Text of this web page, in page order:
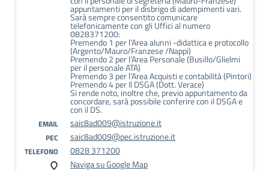
appuntamenti per il disbrigo di adempimenti vari.
Sarà sempre consentito comunicare
telefonicamente con gli Uffici al numero
0828371200:
Premendo 1 per l’Area alunni -didattica e protocollo
(Argento/Mauro/Franzese /Nappi)
Premendo 2 per l’Area Personale (Busillo/Glielmi
per il personale ATA)
Premendo 3 per l’Area Acquisti e contabilità (Pintori)
Premendo 4 per Il DSGA (Dott. Verace)
Si rende noto, inoltre che, previo appuntamento da
concordare, sarà possibile conferire con il DSGA e
con il DS.
EMAIL saic8ad009@istruzione.it
PEC saic8ad009@pec.istruzione.it
TELEFONO
0828 371200
Naviga su Google Map